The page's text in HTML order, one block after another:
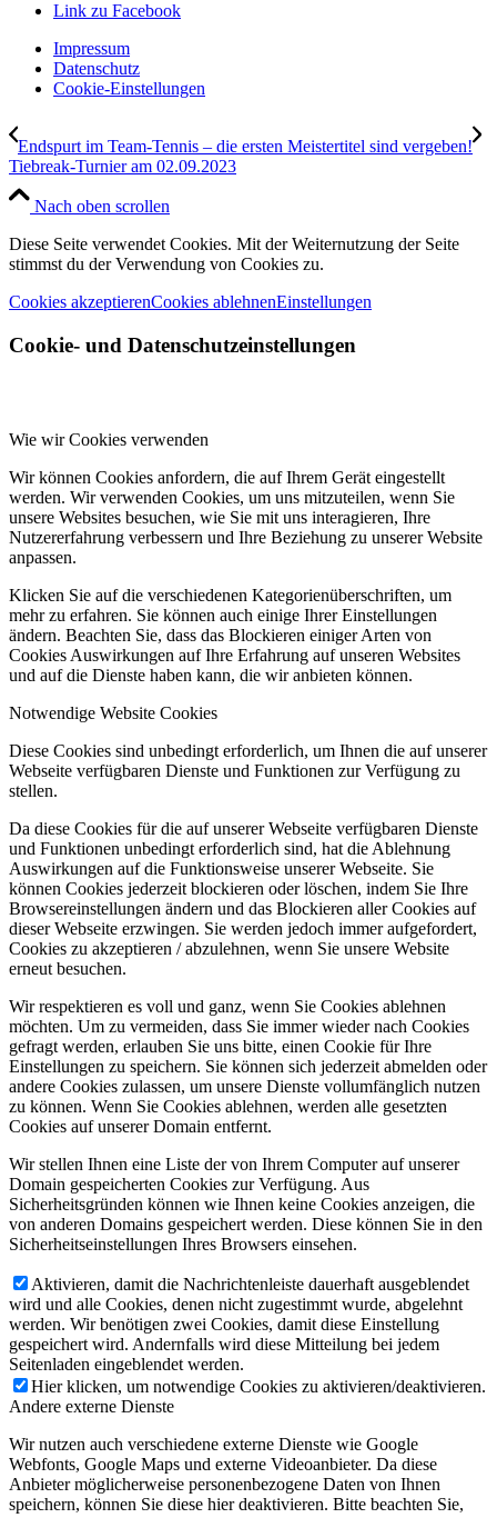
Link zu Facebook
Impressum
Datenschutz
Cookie-Einstellungen
Endspurt im Team-Tennis – die ersten Meistertitel sind vergeben!
Tiebreak-Turnier am 02.09.2023
Nach oben scrollen
Diese Seite verwendet Cookies. Mit der Weiternutzung der Seite
stimmst du der Verwendung von Cookies zu.
Cookies akzeptierenCookies ablehnenEinstellungen
Cookie- und Datenschutzeinstellungen
Wie wir Cookies verwenden
Wir können Cookies anfordern, die auf Ihrem Gerät eingestellt
werden. Wir verwenden Cookies, um uns mitzuteilen, wenn Sie
unsere Websites besuchen, wie Sie mit uns interagieren, Ihre
Nutzererfahrung verbessern und Ihre Beziehung zu unserer Website
anpassen.
Klicken Sie auf die verschiedenen Kategorienüberschriften, um
mehr zu erfahren. Sie können auch einige Ihrer Einstellungen
ändern. Beachten Sie, dass das Blockieren einiger Arten von
Cookies Auswirkungen auf Ihre Erfahrung auf unseren Websites
und auf die Dienste haben kann, die wir anbieten können.
Notwendige Website Cookies
Diese Cookies sind unbedingt erforderlich, um Ihnen die auf unserer
Webseite verfügbaren Dienste und Funktionen zur Verfügung zu
stellen.
Da diese Cookies für die auf unserer Webseite verfügbaren Dienste
und Funktionen unbedingt erforderlich sind, hat die Ablehnung
Auswirkungen auf die Funktionsweise unserer Webseite. Sie
können Cookies jederzeit blockieren oder löschen, indem Sie Ihre
Browsereinstellungen ändern und das Blockieren aller Cookies auf
dieser Webseite erzwingen. Sie werden jedoch immer aufgefordert,
Cookies zu akzeptieren / abzulehnen, wenn Sie unsere Website
erneut besuchen.
Wir respektieren es voll und ganz, wenn Sie Cookies ablehnen
möchten. Um zu vermeiden, dass Sie immer wieder nach Cookies
gefragt werden, erlauben Sie uns bitte, einen Cookie für Ihre
Einstellungen zu speichern. Sie können sich jederzeit abmelden oder
andere Cookies zulassen, um unsere Dienste vollumfänglich nutzen
zu können. Wenn Sie Cookies ablehnen, werden alle gesetzten
Cookies auf unserer Domain entfernt.
Wir stellen Ihnen eine Liste der von Ihrem Computer auf unserer
Domain gespeicherten Cookies zur Verfügung. Aus
Sicherheitsgründen können wie Ihnen keine Cookies anzeigen, die
von anderen Domains gespeichert werden. Diese können Sie in den
Sicherheitseinstellungen Ihres Browsers einsehen.
Aktivieren, damit die Nachrichtenleiste dauerhaft ausgeblendet
wird und alle Cookies, denen nicht zugestimmt wurde, abgelehnt
werden. Wir benötigen zwei Cookies, damit diese Einstellung
gespeichert wird. Andernfalls wird diese Mitteilung bei jedem
Seitenladen eingeblendet werden.
Hier klicken, um notwendige Cookies zu aktivieren/deaktivieren.
Andere externe Dienste
Wir nutzen auch verschiedene externe Dienste wie Google
Webfonts, Google Maps und externe Videoanbieter. Da diese
Anbieter möglicherweise personenbezogene Daten von Ihnen
speichern, können Sie diese hier deaktivieren. Bitte beachten Sie,